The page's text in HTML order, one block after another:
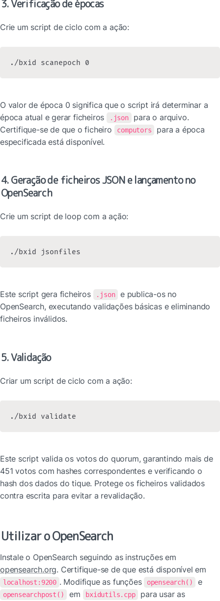
3. Verificação de épocas
Crie um script de ciclo com a ação:
./bxid scanepoch 0
O valor de época 0 significa que o script irá determinar a
época atual e gerar ficheiros
.json
para o arquivo.
Certifique-se de que o ficheiro
computors
para a época
especificada está disponível.
4. Geração de ficheiros JSON e lançamento no
OpenSearch
Crie um script de loop com a ação:
./bxid jsonfiles
Este script gera ficheiros .json
e publica-os no
OpenSearch, executando validações básicas e eliminando
ficheiros inválidos.
5. Validação
Criar um script de ciclo com a ação:
./bxid validate
Este script valida os votos do quorum, garantindo mais de
451 votos com hashes correspondentes e verificando o
hash dos dados do tique. Protege os ficheiros validados
contra escrita para evitar a revalidação.
Utilizar o OpenSearch
opensearch.org
localhost:9200 . Modifique as funções opensearch() e
opensearchpost() em bxidutils.cpp
para usar as